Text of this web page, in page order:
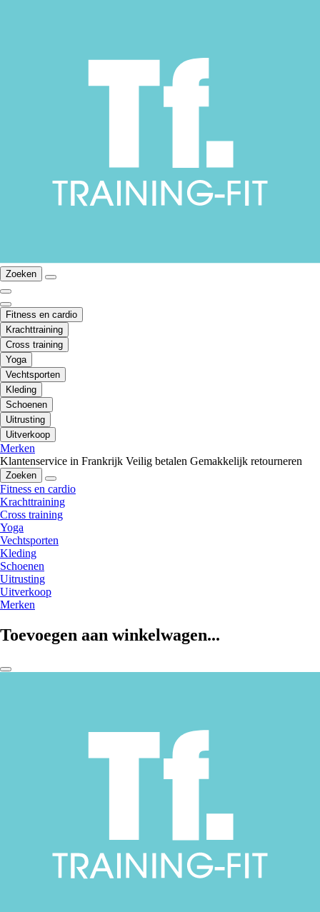
Zoeken
Fitness en cardio
Krachttraining
Cross training
Yoga
Vechtsporten
Kleding
Schoenen
Uitrusting
Uitverkoop
Merken
Klantenservice in Frankrijk Veilig betalen Gemakkelijk retourneren
Zoeken
Fitness en cardio
Krachttraining
Cross training
Yoga
Vechtsporten
Kleding
Schoenen
Uitrusting
Uitverkoop
Merken
Toevoegen aan winkelwagen...